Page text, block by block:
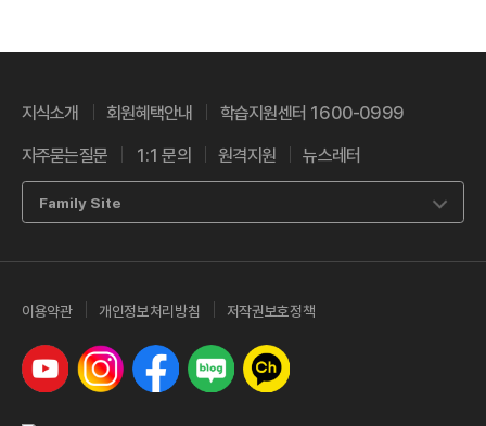
지식소개 회원혜택안내 학습지원센터 1600-0999
자주묻는질문 1:1 문의 원격지원 뉴스레터
Family Site
이용약관 개인정보처리방침 저작권보호정책
유튜브 인스타그램 페이스북 네이버 블로그카카오톡 채널